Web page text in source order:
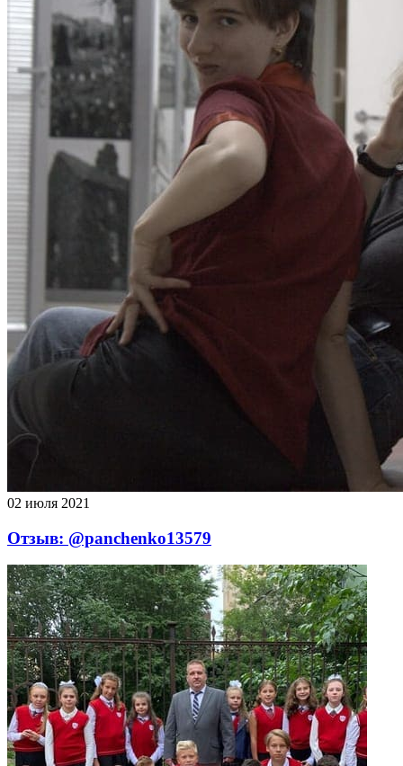
02 июля 2021
Отзыв: @panchenko13579